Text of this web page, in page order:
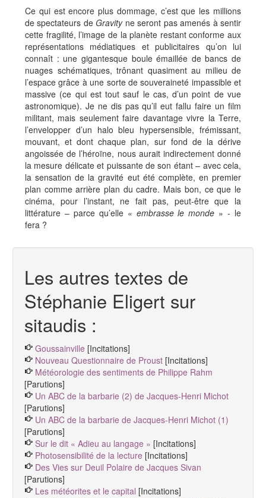
Ce qui est encore plus dommage, c’est que les millions
de spectateurs deGravityne seront pas amenés à sentir
cette fragilité, l’image de la planète restant conforme aux
représentations médiatiques et publicitaires qu’on lui
connaît : une gigantesque boule émaillée de bancs de
nuages schématiques, trônant quasiment au milieu de
l’espace grâce à une sorte de souveraineté impassible et
massive (ce qui est tout sauf le cas, d’un point de vue
astronomique). Je ne dis pas qu’il eut fallu faire un film
militant, mais seulement faire davantage vivre la Terre,
l’envelopper d’un halo bleu hypersensible, frémissant,
mouvant, et dont chaque plan, sur fond de la dérive
angoissée de l’héroïne, nous aurait indirectement donné
la mesure délicate et puissante de son étant – avec cela,
la sensation de la gravité eut été complète, en premier
plan comme arrière plan du cadre. Mais bon, ce que le
cinéma, pour l’instant, ne fait pas, peut-être que la
littérature – parce qu’elle « embrasse le monde » - le
fera ?
Les autres textes de
Stéphanie Eligert sur
sitaudis :
Goussainville [Incitations]
Nouveau Questionnaire de Proust [Incitations]
Météorologie des sentiments de Philippe Rahm
[Parutions]
Un ABC de la barbarie (2) de Jacques-Henri Michot
[Parutions]
Un ABC de la barbarie de Jacques-Henri Michot (1)
[Parutions]
Sur le dit « Adieu au langage » [Incitations]
Photosensibilité de la lecture [Incitations]
Des Vies sur Deuil Polaire de Jacques Sivan
[Parutions]
Les météorites et le capital [Incitations]